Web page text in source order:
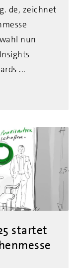
de, zeichnet
nun
...
startet